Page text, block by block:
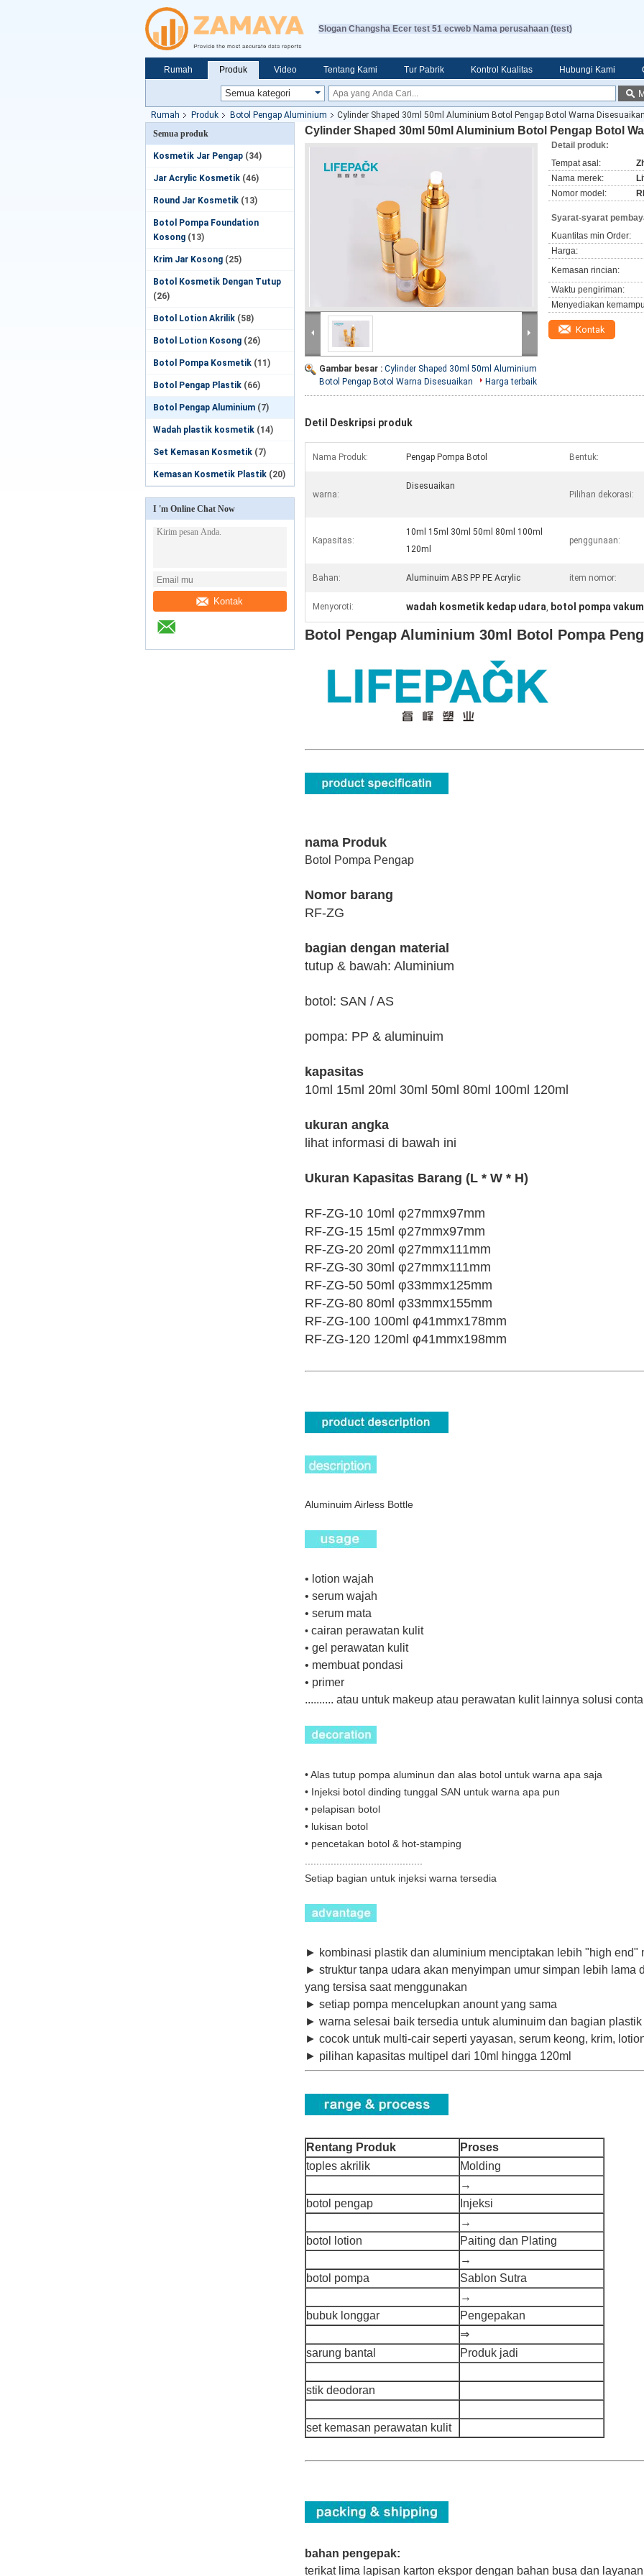
Slogan Changsha Ecer test 51 ecweb Nama perusahaan (test)
Rumah Produk Video Tentang Kami Tur Pabrik Kontrol Kualitas Hubungi Kami
Rumah Produk Botol Pengap Aluminium
Cylinder Shaped 30ml 50ml Aluminium Botol Pengap Botol Warna Disesuaikan
Semua produk
Kosmetik Jar Pengap (34)
Jar Acrylic Kosmetik (46)
Round Jar Kosmetik (13)
Botol Pompa Foundation
Kosong (13)
Krim Jar Kosong (25)
Botol Kosmetik Dengan Tutup
(26)
Botol Lotion Akrilik (58)
Botol Lotion Kosong (26)
Botol Pompa Kosmetik (11)
Botol Pengap Plastik (66)
Botol Pengap Aluminium (7)
Wadah plastik kosmetik (14)
Set Kemasan Kosmetik (7)
Kemasan Kosmetik Plastik (20)
I 'm Online Chat Now
Kontak
Cylinder Shaped 30ml 50ml Aluminium Botol Pengap Botol
Gambar besar : Cylinder Shaped 30ml 50ml Aluminium
Botol Pengap Botol Warna Disesuaikan
Harga terbaik
Detail produk:
Tempat asal:
Nama merek:
Nomor model:
Syarat-syarat
Kuantitas min Order:
Harga:
Kemasan rincian:
Waktu pengiriman:
Menyediakan
Kontak
Detil Deskripsi produk
Nama Produk: Pengap Pompa Botol Bentuk:
warna:
Disesuaikan
Pilihan dekorasi:
Kapasitas:
10ml 15ml 30ml 50ml 80ml 100ml
120ml
penggunaan:
Bahan: Aluminuim ABS PP PE Acrylic item nomor:
Menyoroti: wadah kosmetik kedap udara, botol pompa
Botol Pengap Aluminium 30ml Botol Pompa
nama Produk
Botol Pompa Pengap
Nomor barang
RF-ZG
bagian dengan material
tutup & bawah: Aluminium
botol: SAN / AS
pompa: PP & aluminuim
kapasitas
10ml 15ml 20ml 30ml 50ml 80ml 100ml 120ml
ukuran angka
lihat informasi di bawah ini
Ukuran Kapasitas Barang (L * W * H)
RF-ZG-10 10ml φ27mmx97mm
RF-ZG-15 15ml φ27mmx97mm
RF-ZG-20 20ml φ27mmx111mm
RF-ZG-30 30ml φ27mmx111mm
RF-ZG-50 50ml φ33mmx125mm
RF-ZG-80 80ml φ33mmx155mm
RF-ZG-100 100ml φ41mmx178mm
RF-ZG-120 120ml φ41mmx198mm
Aluminuim Airless Bottle
• lotion wajah
• serum wajah
• serum mata
• cairan perawatan kulit
• gel perawatan kulit
• membuat pondasi
• primer
.......... atau untuk makeup atau perawatan kulit lainnya solusi
• Alas tutup pompa aluminun dan alas botol untuk warna apa saja
• Injeksi botol dinding tunggal SAN untuk warna apa pun
• pelapisan botol
• lukisan botol
• pencetakan botol & hot-stamping
Setiap bagian untuk injeksi warna tersedia
► kombinasi plastik dan aluminium menciptakan lebih "high end"
► struktur tanpa udara akan menyimpan umur simpan lebih lama
yang tersisa saat menggunakan
► setiap pompa mencelupkan anount yang sama
► warna selesai baik tersedia untuk aluminuim dan bagian plastik
► cocok untuk multi-cair seperti yayasan, serum keong, krim,
► pilihan kapasitas multipel dari 10ml hingga 120ml
Rentang Produk
Proses
toples akrilik
Molding
→
botol pengap
Injeksi
→
botol lotion
Paiting dan Plating
→
botol pompa
Sablon Sutra
→
bubuk longgar
Pengepakan
⇒
sarung bantal
Produk jadi
stik deodoran
set kemasan perawatan kulit
bahan pengepak:
terikat lima lapisan karton ekspor dengan bahan busa dan